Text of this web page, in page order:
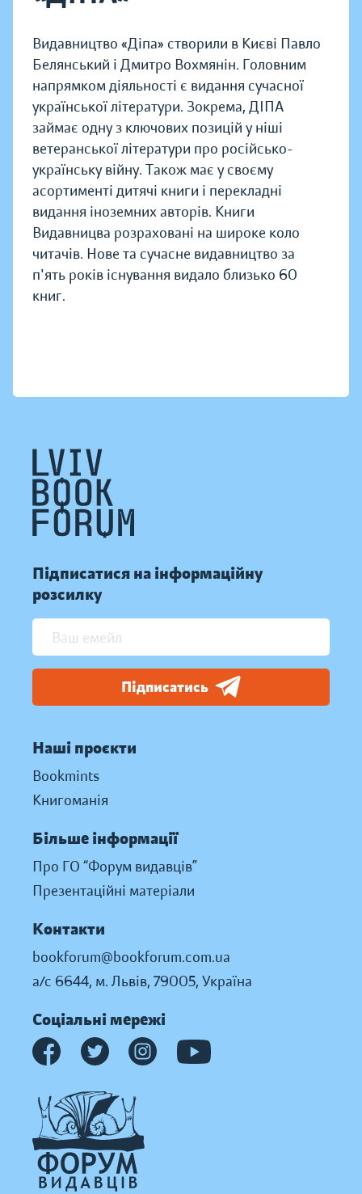
Видавництво «Діпа» створили в Києві Павло
Белянський і Дмитро Вохмянін. Головним
напрямком діяльності є видання сучасної
української літератури. Зокрема, ДІПА
займає одну з ключових позицій у ніші
ветеранської літератури про російсько-
українську війну. Також має у своєму
асортименті дитячі книги і перекладні
видання іноземних авторів. Книги
Видавницва розраховані на широке коло
читачів. Нове та сучасне видавництво за
п'ять років існування видало близько 60
книг.
Підписатися на інформаційну
розсилку
Підписатись
Наші проєкти
Bookmints
Книгоманія
Більше інформації
Про ГО “Форум видавців”
Презентаційні матеріали
Контакти
bookforum@bookforum.com.ua
а/с 6644, м. Львів, 79005, Україна
Соціальні мережі